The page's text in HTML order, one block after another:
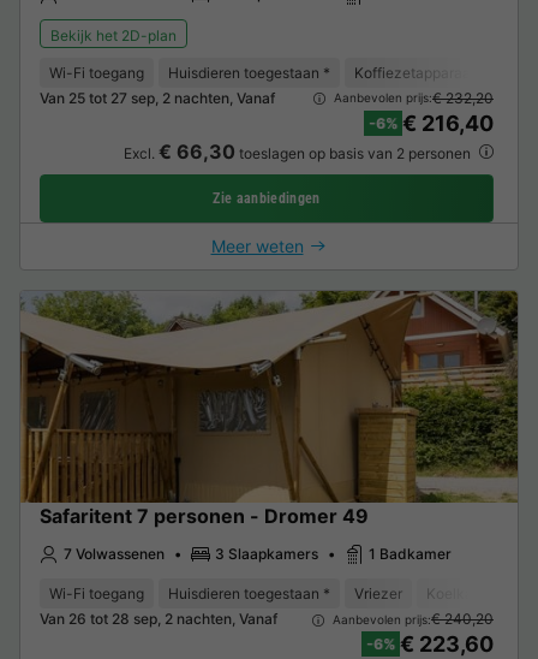
Bekijk het 2D-plan
Wi-Fi toegang Huisdieren toegestaan * Koffiezetapparaat
Van 25 tot 27 sep, 2 nachten, Vanaf
Aanbevolen prijs:€ 232,20
-6% € 216,40
Excl. € 66,30 toeslagen op basis van 2 personen
Zie aanbiedingen
Meer weten
Safaritent 7 personen - Dromer 49
7 Volwassenen 3 Slaapkamers 1 Badkamer
Wi-Fi toegang Huisdieren toegestaan * Vriezer Koelkast
Van 26 tot 28 sep, 2 nachten, Vanaf
Aanbevolen prijs:€ 240,20
-6% € 223,60